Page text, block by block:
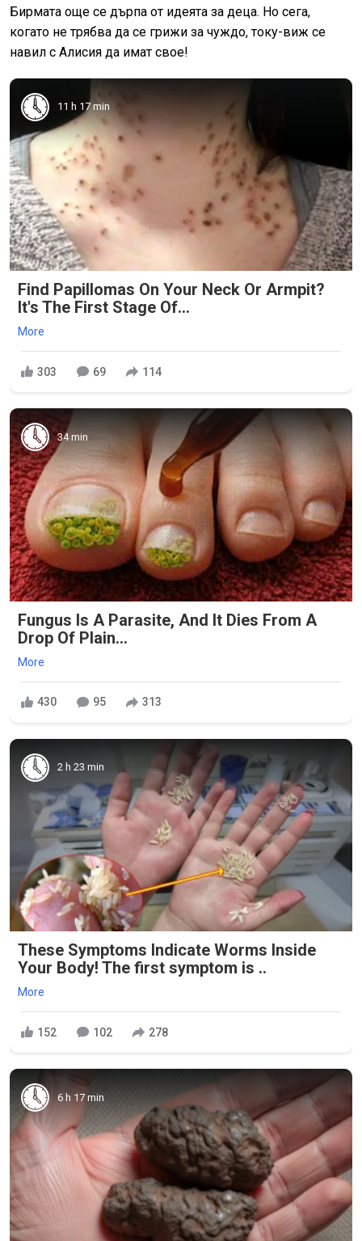
Бирмата още се дърпа от идеята за деца. Но сега,
когато не трябва да се грижи за чуждо, току-виж се
навил с Алисия да имат свое!
11 h 17 min
Find Papillomas On Your Neck Or Armpit?
It's The First Stage Of...
More
303 69 114
34 min
Fungus Is A Parasite, And It Dies From A
Drop Of Plain...
More
430 95 313
2 h 23 min
These Symptoms Indicate Worms Inside
Your Body! The first symptom is ..
More
152 102 278
6 h 17 min